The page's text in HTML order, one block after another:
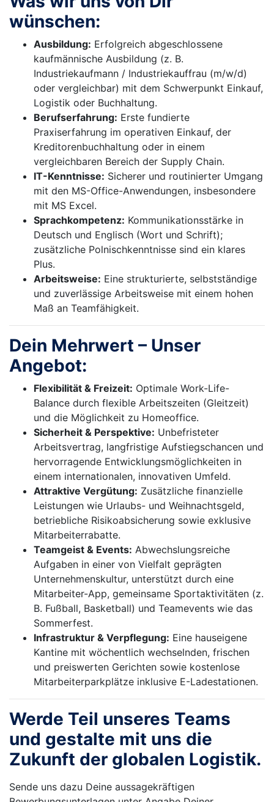
wünschen:
Ausbildung: Erfolgreich abgeschlossene
kaufmännische Ausbildung (z. B.
Industriekaufmann / Industriekauffrau (m/w/d)
oder vergleichbar) mit dem Schwerpunkt Einkauf,
Logistik oder Buchhaltung.
Berufserfahrung: Erste fundierte
Praxiserfahrung im operativen Einkauf, der
Kreditorenbuchhaltung oder in einem
vergleichbaren Bereich der Supply Chain.
IT-Kenntnisse: Sicherer und routinierter Umgang
mit den MS-Office-Anwendungen, insbesondere
mit MS Excel.
Sprachkompetenz: Kommunikationsstärke in
Deutsch und Englisch (Wort und Schrift);
zusätzliche Polnischkenntnisse sind ein klares
Plus.
Arbeitsweise: Eine strukturierte, selbstständige
und zuverlässige Arbeitsweise mit einem hohen
Maß an Teamfähigkeit.
Dein Mehrwert – Unser
Angebot:
Flexibilität & Freizeit: Optimale Work-Life-
Balance durch flexible Arbeitszeiten (Gleitzeit)
und die Möglichkeit zu Homeoffice.
Sicherheit & Perspektive: Unbefristeter
Arbeitsvertrag, langfristige Aufstiegschancen und
hervorragende Entwicklungsmöglichkeiten in
einem internationalen, innovativen Umfeld.
Attraktive Vergütung: Zusätzliche finanzielle
Leistungen wie Urlaubs- und Weihnachtsgeld,
betriebliche Risikoabsicherung sowie exklusive
Mitarbeiterrabatte.
Teamgeist & Events: Abwechslungsreiche
Aufgaben in einer von Vielfalt geprägten
Unternehmenskultur, unterstützt durch eine
Mitarbeiter-App, gemeinsame Sportaktivitäten (z.
B. Fußball, Basketball) und Teamevents wie das
Sommerfest.
Infrastruktur & Verpflegung: Eine hauseigene
Kantine mit wöchentlich wechselnden, frischen
und preiswerten Gerichten sowie kostenlose
Mitarbeiterparkplätze inklusive E-Ladestationen.
Werde Teil unseres Teams
und gestalte mit uns die
Zukunft der globalen Logistik.
Sende uns dazu Deine aussagekräftigen